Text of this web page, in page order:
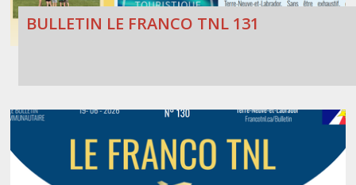
BULLETIN LE FRANCO TNL 131